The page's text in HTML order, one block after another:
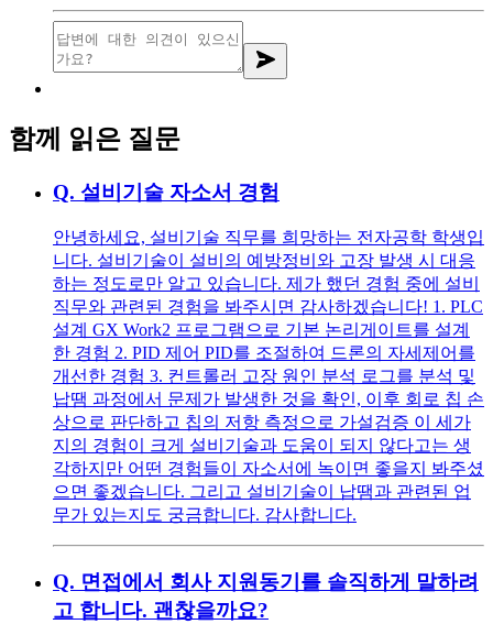
함께 읽은 질문
Q. 설비기술 자소서 경험
안녕하세요, 설비기술 직무를 희망하는 전자공학 학생입
니다. 설비기술이 설비의 예방정비와 고장 발생 시 대응
하는 정도로만 알고 있습니다. 제가 했던 경험 중에 설비
직무와 관련된 경험을 봐주시면 감사하겠습니다! 1. PLC
설계 GX Work2 프로그램으로 기본 논리게이트를 설계
한 경험 2. PID 제어 PID를 조절하여 드론의 자세제어를
개선한 경험 3. 컨트롤러 고장 원인 분석 로그를 분석 및
납땜 과정에서 문제가 발생한 것을 확인, 이후 회로 칩 손
상으로 판단하고 칩의 저항 측정으로 가설검증 이 세가
지의 경험이 크게 설비기술과 도움이 되지 않다고는 생
각하지만 어떤 경험들이 자소서에 녹이면 좋을지 봐주셨
으면 좋겠습니다. 그리고 설비기술이 납땜과 관련된 업
무가 있는지도 궁금합니다. 감사합니다.
Q. 면접에서 회사 지원동기를 솔직하게 말하려
고 합니다. 괜찮을까요?